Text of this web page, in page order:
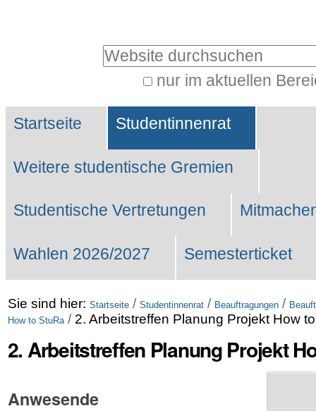
Website durchsuchen
nur im aktuellen
Suche…
Sektionen
Startseite Studentinnenrat
Weitere studentische Gremien
Studentische Vertretungen
Wahlen 2026/2027 Semesterticket
Sie sind hier: Startseite / Studentinnenrat / Beauftragungen /
How to StuRa / 2. Arbeitstreffen Planung Projekt How
2. Arbeitstreffen Planung Projekt
Anwesende